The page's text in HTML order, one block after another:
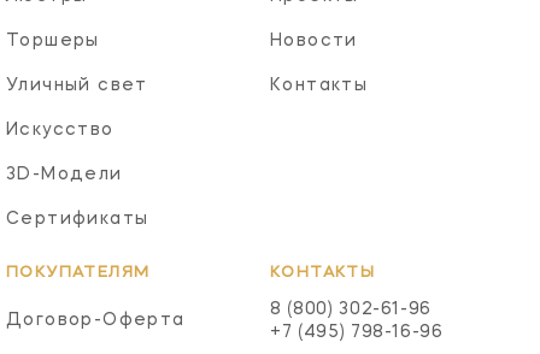
Торшеры
Уличный свет
Искусство
3D-Модели
Сертификаты
Новости
Контакты
ПОКУПАТЕЛЯМ
Договор-Оферта
КОНТАКТЫ
8 (800) 302-61-96
+7 (495) 798-16-96